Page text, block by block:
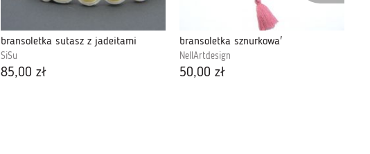
bransoletka sutasz z jadeitami
SiSu
85,00 zł
bransoletka sznurkowa'
NellArtdesign
50,00 zł